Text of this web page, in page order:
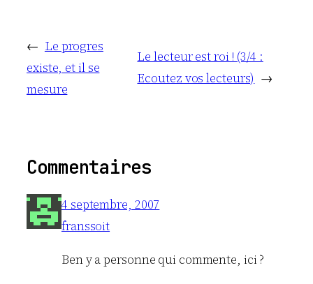
← Le progres
existe, et il se
mesure
Le lecteur est roi ! (3/4 :
Ecoutez vos lecteurs) →
Commentaires
4 septembre, 2007
franssoit
Ben y a personne qui commente, ici ?